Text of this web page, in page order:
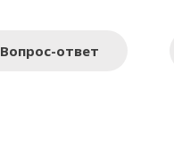
Вопрос-ответ